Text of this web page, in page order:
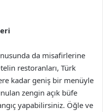
da misafirlerine
restoranları, Türk
kadar geniş bir menüyle
zengin açık büfe
yapabilirsiniz. Öğle ve